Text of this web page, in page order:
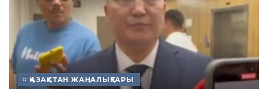
ҚАЗАҚСТАН ЖАҢАЛЫҚТАРЫ